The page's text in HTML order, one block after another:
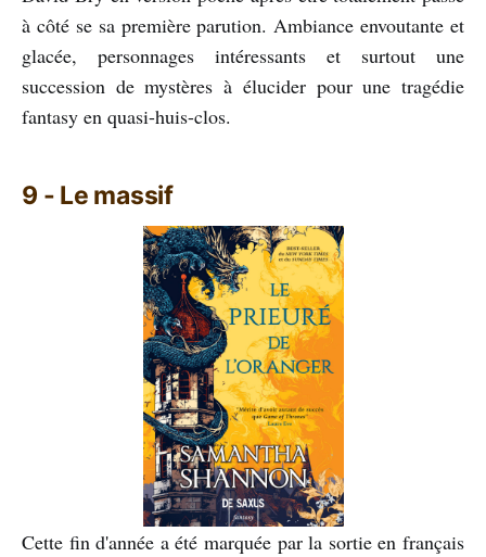
à côté se sa première parution. Ambiance envoutante et
glacée, personnages intéressants et surtout une
succession de mystères à élucider pour une tragédie
fantasy en quasi-huis-clos.
9 - Le massif
Cette fin d'année a été marquée par la sortie en français